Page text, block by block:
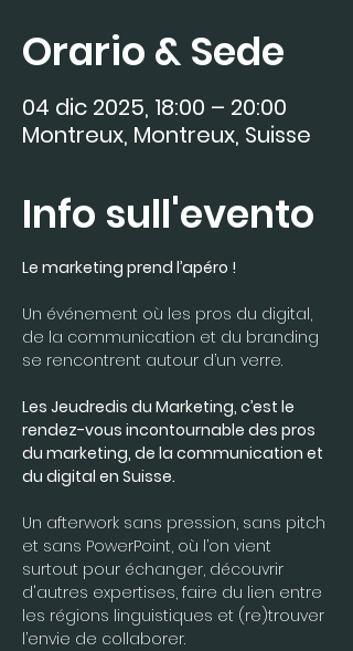
Orario & Sede
04 dic 2025, 18:00 – 20:00
Montreux, Montreux, Suisse
Info sull'evento
Le marketing prend l’apéro !
Un événement où les pros du digital,
de la communication et du branding
se rencontrent autour d’un verre.
Les Jeudredis du Marketing, c’est le
rendez-vous incontournable des pros
du marketing, de la communication et
du digital en Suisse.
Un afterwork sans pression, sans pitch
et sans PowerPoint, où l’on vient
surtout pour échanger, découvrir
d'autres expertises, faire du lien entre
les régions linguistiques et (re)trouver
l’envie de collaborer.